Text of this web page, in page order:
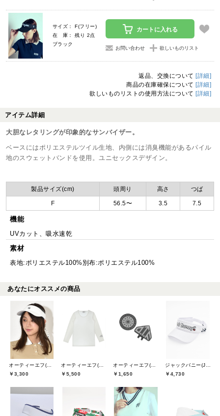
サイズ： F(フリー)
在 庫： 残り 2点
ブラック
カートに入れる
お問い合わせ 欲しいものリスト
返品、交換について [詳細]
商品の在庫確保について [詳細]
欲しいものリストの使用方法について [詳細]
アイテム詳細
大胆なレタリングが印象的なサンバイザー。
ベースにはポリエステルツイル生地、内側には消臭機能があるパイル
地のスウェットバンドを使用。ユニセックスデザイン。
製品サイズ(cm) 頭周り 高さ つば
F 56.5〜 3.5 7.5
機能
UVカット、吸水速乾
素材
表地:ポリエステル100%別布:ポリエステル100%
あなたにオススメの商品
￥3,300
￥5,500
￥1,650
￥4,730